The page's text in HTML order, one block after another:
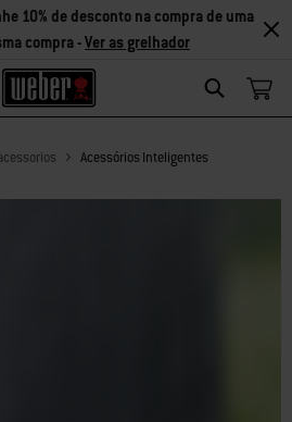
Search
10% de desconto na compra de uma
compra -Ver as grelhador
Acessórios Inteligentes